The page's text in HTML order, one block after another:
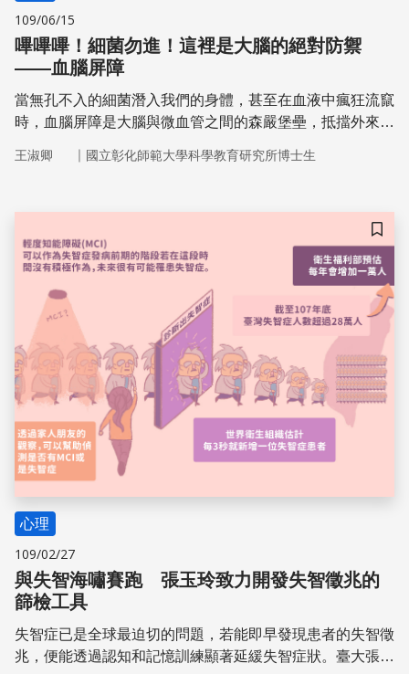
109/06/15
嗶嗶嗶！細菌勿進！這裡是大腦的絕對防禦
——血腦屏障
當無孔不入的細菌潛入我們的身體，甚至在血液中瘋狂流竄
時，血腦屏障是大腦與微血管之間的森嚴堡壘，抵擋外來病
留情面地排斥外來藥物，也形成醫學界最頭疼的關卡。
王淑卿 ｜ 國立彰化師範大學科學教育研究所博士生
儲存
心理
109/02/27
與失智海嘯賽跑 張玉玲致力開發失智徵兆的
篩檢工具
失智症已是全球最迫切的問題，若能即早發現患者的失智徵
兆，便能透過認知和記憶訓練顯著延緩失智症狀。臺大張玉